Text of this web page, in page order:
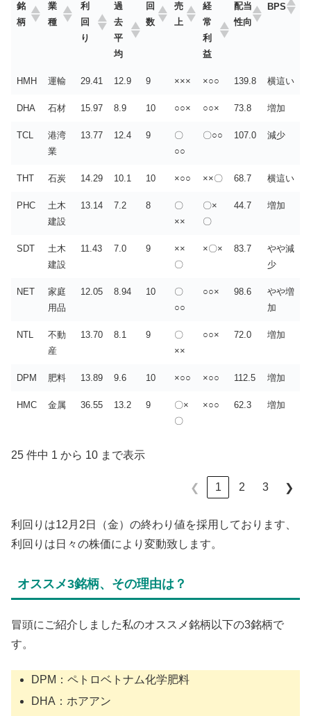
銘
柄
業
種
利
回
り
過
去
平
均
回
数
売
上
経
常
利
益
配当
性向
BPS
HMH 運輸 29.41 12.9 9 ××× ×○○ 139.8 横這い
DHA 石材 15.97 8.9 10 ○○× ○○× 73.8 増加
TCL
港湾
業
13.77 12.4 9
〇
○○
〇○○ 107.0 減少
THT 石炭 14.29 10.1 10 ×○○ ××〇 68.7 横這い
PHC
土木
建設
13.14 7.2 8
〇
××
〇×
〇
44.7 増加
SDT
土木
建設
11.43 7.0 9
××
〇
×〇× 83.7
やや減
少
NET
家庭
用品
12.05 8.94 10
〇
○○
○○× 98.6
やや増
加
NTL
不動
産
13.70 8.1 9
〇
××
○○× 72.0 増加
DPM 肥料 13.89 9.6 10 ×○○ ×○○ 112.5 増加
HMC 金属 36.55 13.2 9
〇×
〇
×○○ 62.3 増加
25 件中 1 から 10 まで表示
❮ 1 2 3 ❯
利回りは12月2日（金）の終わり値を採用しております、
利回りは日々の株価により変動致します。
オススメ3銘柄、その理由は？
冒頭にご紹介しました私のオススメ銘柄以下の3銘柄で
す。
DPM：ペトロベトナム化学肥料
DHA：ホアアン